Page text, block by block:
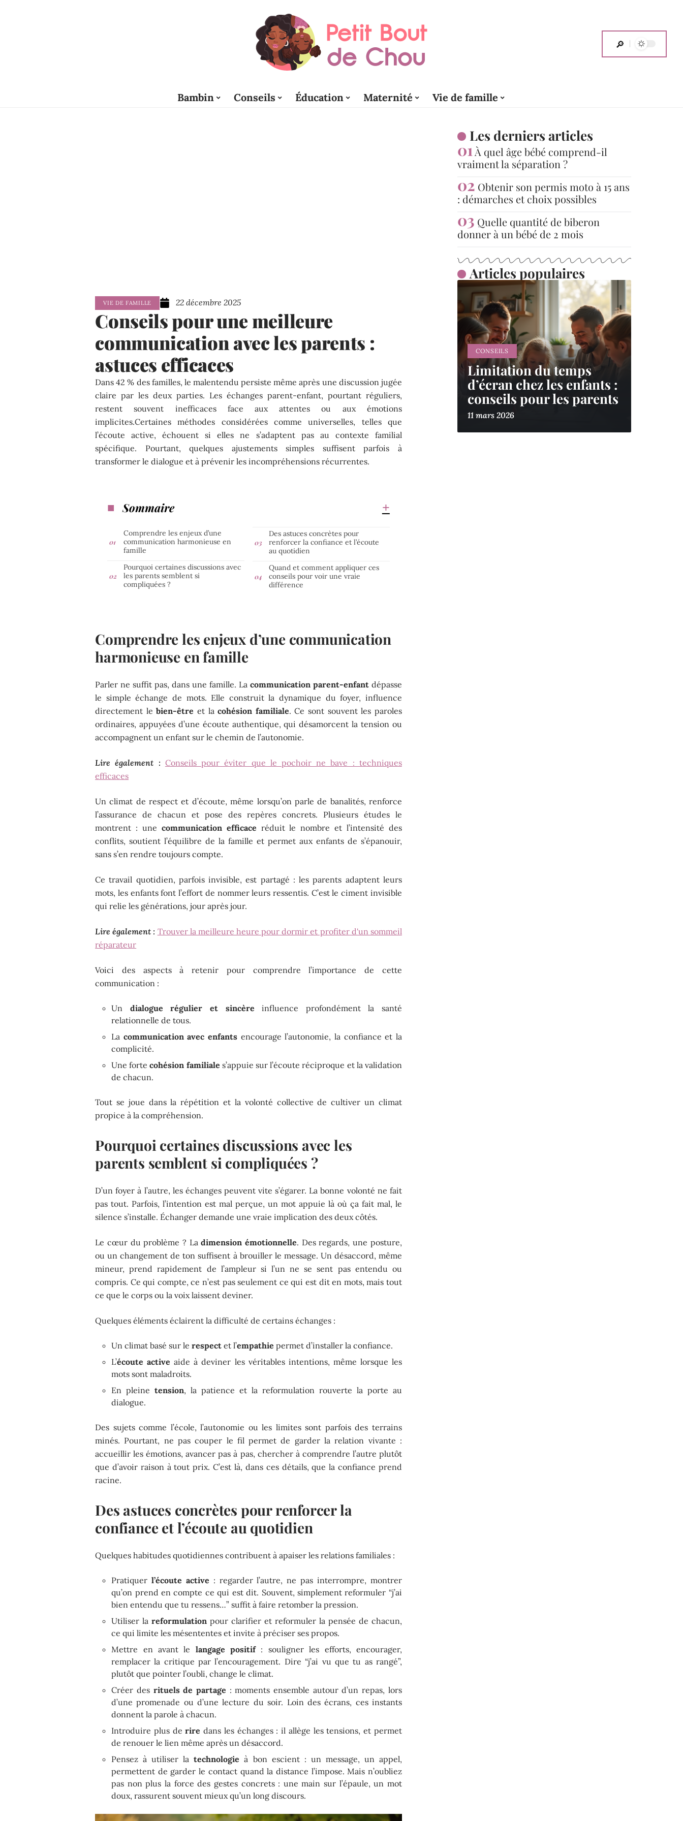
Bambin Conseils Éducation Maternité Vie de famille
VIE DE FAMILLE 22 décembre 2025
Conseils pour une meilleure
communication avec les parents :
astuces efficaces
Dans 42 % des familles, le malentendu persiste même après une discussion jugée
claire par les deux parties. Les échanges parent-enfant, pourtant réguliers,
restent souvent inefficaces face aux attentes ou aux émotions
implicites.Certaines méthodes considérées comme universelles, telles que
l’écoute active, échouent si elles ne s’adaptent pas au contexte familial
spécifique. Pourtant, quelques ajustements simples suffisent parfois à
transformer le dialogue et à prévenir les incompréhensions récurrentes.
Sommaire
Comprendre les enjeux d’une
communication harmonieuse en
famille
Pourquoi certaines discussions avec
les parents semblent si
compliquées ?
Des astuces concrètes pour
renforcer la confiance et l’écoute
au quotidien
Quand et comment appliquer ces
conseils pour voir une vraie
différence
Comprendre les enjeux d’une communication
harmonieuse en famille
Parler ne suffit pas, dans une famille. La communication parent-enfantdépasse
le simple échange de mots. Elle construit la dynamique du foyer, influence
directement lebien-être et lacohésion familiale. Ce sont souvent les paroles
ordinaires, appuyées d’une écoute authentique, qui désamorcent la tension ou
accompagnent un enfant sur le chemin de l’autonomie.
Lire également : Conseils pour éviter que le pochoir ne bave : techniques
efficaces
Un climat de respect et d’écoute, même lorsqu’on parle de banalités, renforce
l’assurance de chacun et pose des repères concrets. Plusieurs études le
montrent : une communication efficace réduit le nombre et l’intensité des
conflits, soutient l’équilibre de la famille et permet aux enfants de s’épanouir,
sans s’en rendre toujours compte.
Ce travail quotidien, parfois invisible, est partagé : les parents adaptent leurs
mots, les enfants font l’effort de nommer leurs ressentis. C’est le ciment invisible
qui relie les générations, jour après jour.
Lire également : Trouver la meilleure heure pour dormir et profiter d'un sommeil
réparateur
Voici des aspects à retenir pour comprendre l’importance de cette
communication :
Un dialogue régulier et sincère influence profondément la santé
relationnelle de tous.
La communication avec enfants encourage l’autonomie, la confiance et la
complicité.
Une fortecohésion familiale s’appuie sur l’écoute réciproque et la validation
de chacun.
Tout se joue dans la répétition et la volonté collective de cultiver un climat
propice à la compréhension.
Pourquoi certaines discussions avec les
parents semblent si compliquées ?
D’un foyer à l’autre, les échanges peuvent vite s’égarer. La bonne volonté ne fait
pas tout. Parfois, l’intention est mal perçue, un mot appuie là où ça fait mal, le
silence s’installe. Échanger demande une vraie implication des deux côtés.
Le cœur du problème ? Ladimension émotionnelle. Des regards, une posture,
ou un changement de ton suffisent à brouiller le message. Un désaccord, même
mineur, prend rapidement de l’ampleur si l’un ne se sent pas entendu ou
compris. Ce qui compte, ce n’est pas seulement ce qui est dit en mots, mais tout
ce que le corps ou la voix laissent deviner.
Quelques éléments éclairent la difficulté de certains échanges :
Un climat basé sur lerespect et l’empathie permet d’installer la confiance.
L’écoute active aide à deviner les véritables intentions, même lorsque les
mots sont maladroits.
En pleinetension, la patience et la reformulation rouverte la porte au
dialogue.
Des sujets comme l’école, l’autonomie ou les limites sont parfois des terrains
minés. Pourtant, ne pas couper le fil permet de garder la relation vivante :
accueillir les émotions, avancer pas à pas, chercher à comprendre l’autre plutôt
que d’avoir raison à tout prix. C’est là, dans ces détails, que la confiance prend
racine.
Des astuces concrètes pour renforcer la
confiance et l’écoute au quotidien
Quelques habitudes quotidiennes contribuent à apaiser les relations familiales :
Pratiquer l’écoute active : regarder l’autre, ne pas interrompre, montrer
qu’on prend en compte ce qui est dit. Souvent, simplement reformuler “j’ai
bien entendu que tu ressens…” suffit à faire retomber la pression.
Utiliser lareformulation pour clarifier et reformuler la pensée de chacun,
ce qui limite les mésententes et invite à préciser ses propos.
Mettre en avant le langage positif: souligner les efforts, encourager,
remplacer la critique par l’encouragement. Dire “j’ai vu que tu as rangé”,
plutôt que pointer l’oubli, change le climat.
Créer des rituels de partage : moments ensemble autour d’un repas, lors
d’une promenade ou d’une lecture du soir. Loin des écrans, ces instants
donnent la parole à chacun.
Introduire plus derire dans les échanges : il allège les tensions, et permet
de renouer le lien même après un désaccord.
Pensez à utiliser latechnologie à bon escient : un message, un appel,
permettent de garder le contact quand la distance l’impose. Mais n’oubliez
pas non plus la force des gestes concrets : une main sur l’épaule, un mot
doux, rassurent souvent mieux qu’un long discours.
Les derniers articles
À quel âge bébé comprend-il
vraiment la séparation ?
Obtenir son permis moto à 15 ans
: démarches et choix possibles
Quelle quantité de biberon
donner à un bébé de 2 mois
Articles populaires
CONSEILS
Limitation du temps
d’écran chez les enfants :
conseils pour les parents
11 mars 2026